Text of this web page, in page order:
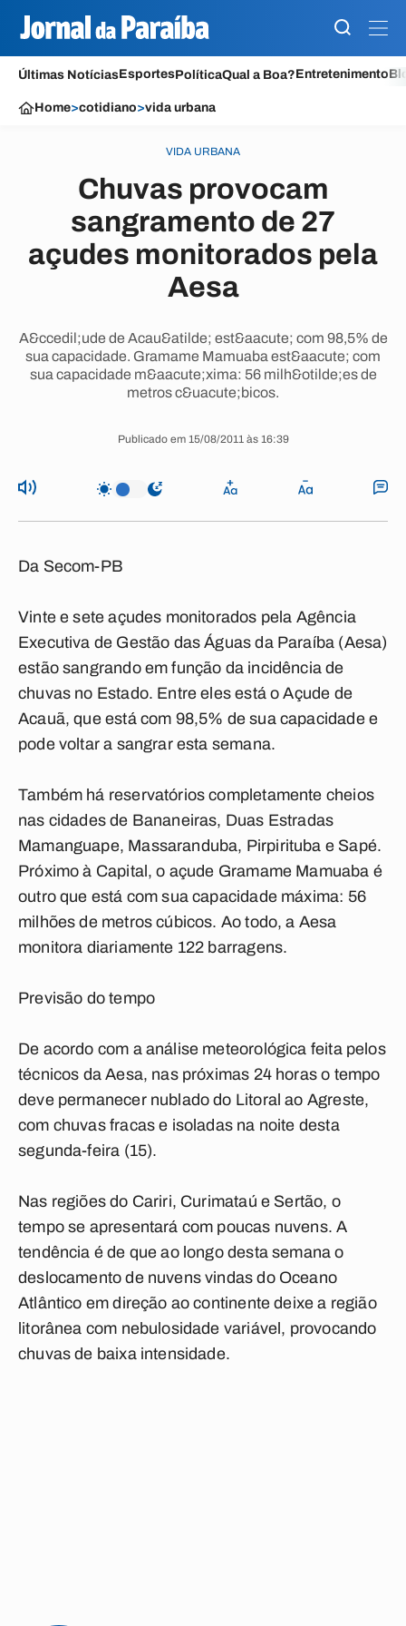
Últimas NotíciasEsportesPolíticaQual a Boa?Entretenimento
Home>cotidiano>vida urbana
VIDA URBANA
Chuvas provocam
sangramento de 27
açudes monitorados pela
Aesa
A&ccedil;ude de Acau&atilde; est&aacute; com 98,5% de
sua capacidade. Gramame Mamuaba est&aacute; com
sua capacidade m&aacute;xima: 56 milh&otilde;es de
metros c&uacute;bicos.
Publicado em 15/08/2011 às 16:39
Da Secom-PB
Vinte e sete açudes monitorados pela Agência
Executiva de Gestão das Águas da Paraíba (Aesa)
estão sangrando em função da incidência de
chuvas no Estado. Entre eles está o Açude de
Acauã, que está com 98,5% de sua capacidade e
pode voltar a sangrar esta semana.
Também há reservatórios completamente cheios
nas cidades de Bananeiras, Duas Estradas
Mamanguape, Massaranduba, Pirpirituba e Sapé.
Próximo à Capital, o açude Gramame Mamuaba é
outro que está com sua capacidade máxima: 56
milhões de metros cúbicos. Ao todo, a Aesa
monitora diariamente 122 barragens.
Previsão do tempo
De acordo com a análise meteorológica feita pelos
técnicos da Aesa, nas próximas 24 horas o tempo
deve permanecer nublado do Litoral ao Agreste,
com chuvas fracas e isoladas na noite desta
segunda-feira (15).
Nas regiões do Cariri, Curimataú e Sertão, o
tempo se apresentará com poucas nuvens. A
tendência é de que ao longo desta semana o
deslocamento de nuvens vindas do Oceano
Atlântico em direção ao continente deixe a região
litorânea com nebulosidade variável, provocando
chuvas de baixa intensidade.